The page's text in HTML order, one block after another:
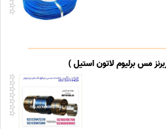
مس برلیوم لاتون استیل )